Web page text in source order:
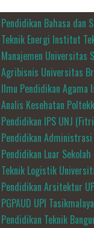
Pendidikan Bahasa dan
Teknik Energi Institut
Manajemen Universitas
Agribisnis Universitas
Ilmu Pendidikan Agama
Analis Kesehatan
Pendidikan IPS UNJ
Pendidikan
Pendidikan Luar
Teknik Logistik
Pendidikan Arsitektur
PGPAUD UPI
Pendidikan Teknik